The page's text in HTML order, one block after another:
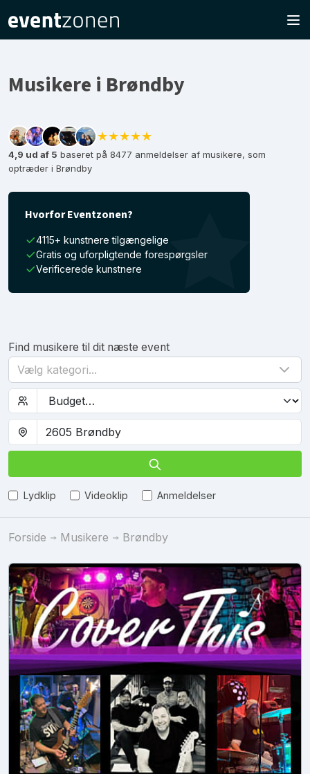
Musikere i Brøndby
★★★★★
4,9 ud af 5 baseret på 8477 anmeldelser af musikere, som
optræder i Brøndby
Hvorfor Eventzonen?
4115+ kunstnere tilgængelige
Gratis og uforpligtende forespørgsler
Verificerede kunstnere
Find musikere til dit næste event
Vælg kategori...
Lydklip Videoklip Anmeldelser
Forside Musikere Brøndby